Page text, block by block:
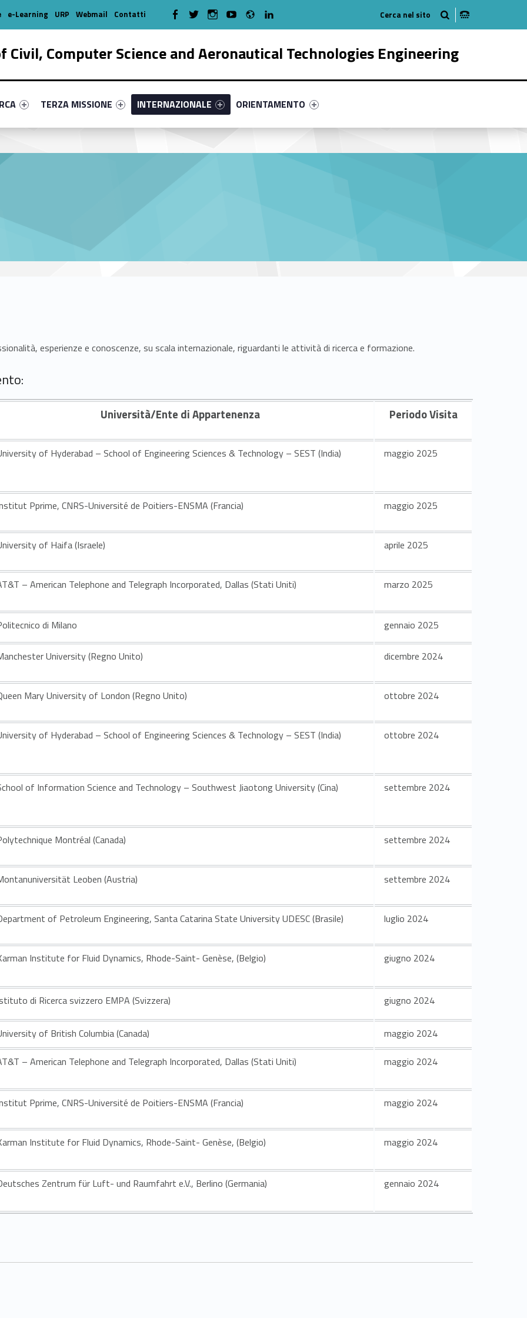
Civil, Computer Science and Aeronautical Technologies Engineering
primary-10811-17
#link-menu-primary-33773-38
Link identifier #link-menu-primary-27998-51
TERZA MISSIONE
Link identifier #link-menu-primary-76303-58
INTERNAZIONALE
Link identifier #link-menu-primary-90308-68
ORIENTAMENTO
e-Learning URP Webmail Contatti WebMan on Facebook
WebMan on TwitterWebMan on Instagram
WebMan on Youtube
Radio
esperienze e conoscenze, su scala internazionale, riguardanti le attività di ricerca e formazione.
Università/Ente di Appartenenza Periodo Visita
of Hyderabad – School of Engineering Sciences & Technology – SEST (India) maggio 2025
Pprime, CNRS-Université de Poitiers-ENSMA (Francia) maggio 2025
of Haifa (Israele) aprile 2025
– American Telephone and Telegraph Incorporated, Dallas (Stati Uniti) marzo 2025
di Milano gennaio 2025
University (Regno Unito) dicembre 2024
Mary University of London (Regno Unito) ottobre 2024
of Hyderabad – School of Engineering Sciences & Technology – SEST (India) ottobre 2024
of Information Science and Technology – Southwest Jiaotong University (Cina) settembre 2024
Montréal (Canada) settembre 2024
Leoben (Austria) settembre 2024
of Petroleum Engineering, Santa Catarina State University UDESC (Brasile) luglio 2024
Institute for Fluid Dynamics, Rhode-Saint- Genèse, (Belgio) giugno 2024
di Ricerca svizzero EMPA (Svizzera) giugno 2024
of British Columbia (Canada)
maggio 2024
– American Telephone and Telegraph Incorporated, Dallas (Stati Uniti) maggio 2024
Pprime, CNRS-Université de Poitiers-ENSMA (Francia) maggio 2024
Institute for Fluid Dynamics, Rhode-Saint- Genèse, (Belgio) maggio 2024
Zentrum für Luft- und Raumfahrt e.V., Berlino (Germania) gennaio 2024